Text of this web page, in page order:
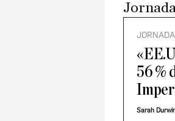
56 %
Sarah